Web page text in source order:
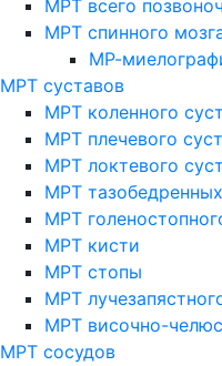
МРТ всего
МРТ спинного
МР-
МРТ суставов
МРТ коленного
МРТ плечевого
МРТ локтевого
МРТ
МРТ
МРТ кисти
МРТ стопы
МРТ
МРТ височно-
МРТ сосудов